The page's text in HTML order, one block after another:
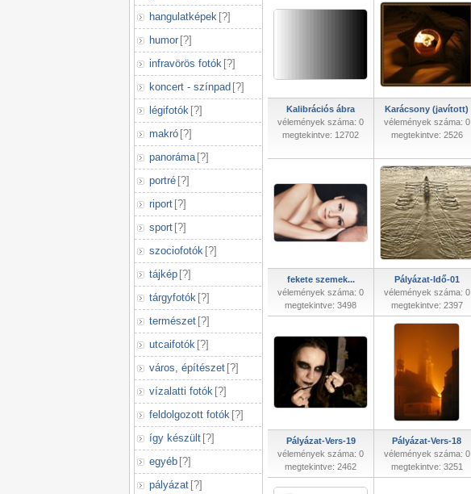
hangulatképek [?]
humor [?]
infravörös fotók [?]
koncert - színpad [?]
légifotók [?]
makró [?]
panoráma [?]
portré [?]
riport [?]
sport [?]
szociofotók [?]
tájkép [?]
tárgyfotók [?]
természet [?]
utcaifotók [?]
város, építészet [?]
vízalatti fotók [?]
feldolgozott fotók [?]
így készült [?]
egyéb [?]
pályázat [?]
Kalibrációs ábra
vélemények száma: 0
megtekintve: 12702
Karácsony (javított)
vélemények száma: 0
megtekintve: 2526
fekete szemek...
vélemények száma: 0
megtekintve: 3498
Pályázat-Idő-01
vélemények száma: 0
megtekintve: 2397
Pályázat-Vers-19
vélemények száma: 0
megtekintve: 2462
Pályázat-Vers-18
vélemények száma: 0
megtekintve: 3251